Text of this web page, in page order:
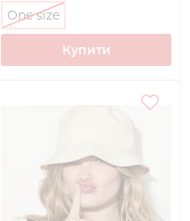
One size
Купити